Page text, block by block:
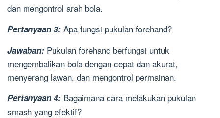
dan mengontrol arah bola.
Pertanyaan 3: Apa fungsi pukulan forehand?
Jawaban: Pukulan forehand berfungsi untuk
mengembalikan bola dengan cepat dan akurat,
menyerang lawan, dan mengontrol permainan.
Pertanyaan 4: Bagaimana cara melakukan pukulan
smash yang efektif?